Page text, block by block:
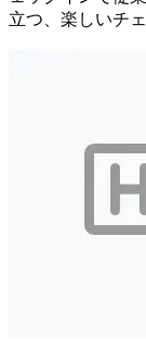
立つ、楽しいチ